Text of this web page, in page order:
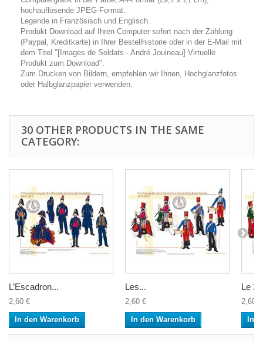
hochauflösende JPEG-Format.
Legende in Französisch und Englisch.
Produkt Download auf Ihren Computer sofort nach der Zahlung
(Paypal, Kreditkarte) in Ihrer Bestellhistorie oder in der E-Mail mit
dem Titel "[Images de Soldats - André Jouineau] Virtuelle
Produkt zum Download".
Zum Drucken von Bildern, empfehlen wir Ihnen, Hochglanzfotos
oder Halbglanzpapier verwenden.
30 OTHER PRODUCTS IN THE SAME
CATEGORY:
L’Escadron...
2,60 €
In den Warenkorb
Les...
2,60 €
In den Warenkorb
Le
2,60 €
In